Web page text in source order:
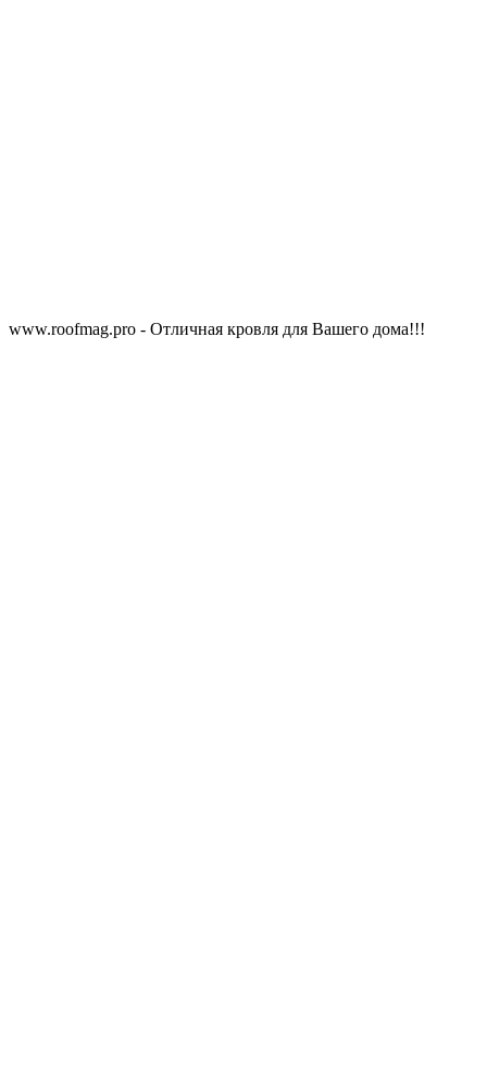
www.roofmag.pro - Отличная кровля для Вашего дома!!!